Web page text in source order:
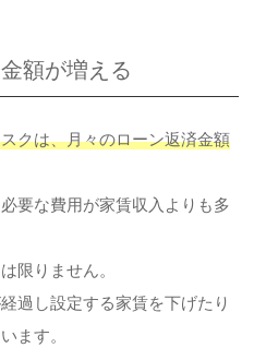
額が増える
クは、月々のローン返済金額
要な費用が家賃収入よりも多
限りません。
過し設定する家賃を下げたり
ます。